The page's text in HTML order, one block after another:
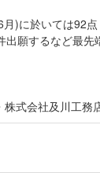
)に於いては92点
出願するなど最先
式会社及川工務